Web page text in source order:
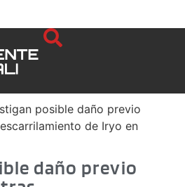
posible daño previo
de Iryo en
daño previo